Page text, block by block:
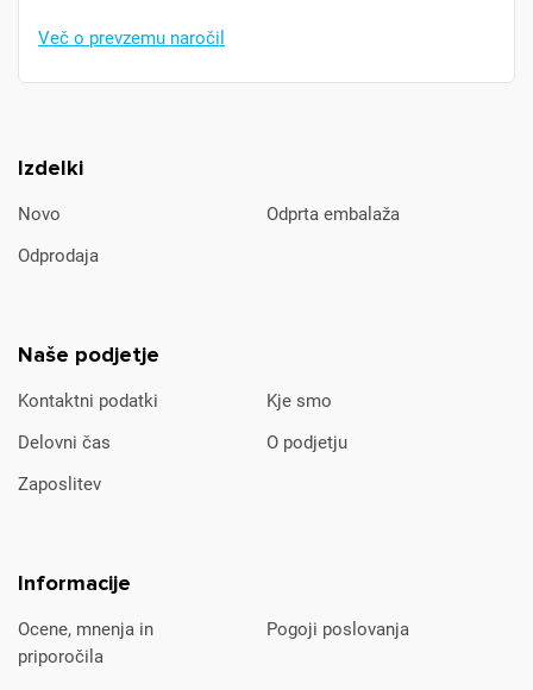
Izdelki
Novo
Odprta embalaža
Odprodaja
Naše podjetje
Kontaktni podatki
Kje smo
Delovni čas
O podjetju
Zaposlitev
Informacije
Ocene, mnenja in
priporočila
Pogoji poslovanja
Več o prevzemu naročil